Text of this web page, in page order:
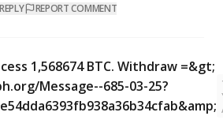
REPLY REPORT COMMENT
1,568674 BTC. Withdraw =&gt;
Message--685-03-25?